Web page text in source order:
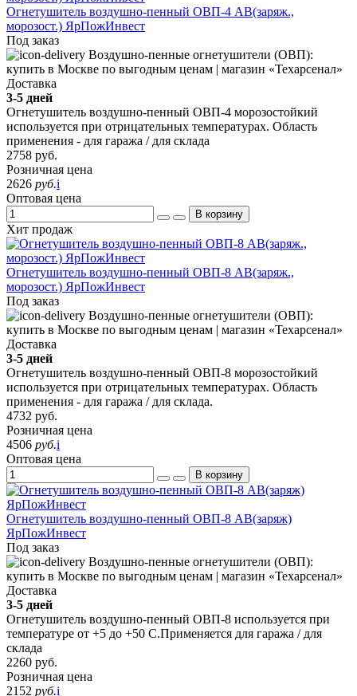
Огнетушитель воздушно-пенный ОВП-4 АВ(заряж.,
морозост.) ЯрПожИнвест
Под заказ
Доставка
3-5 дней
Огнетушитель воздушно-пенный ОВП-4 морозостойкий
используется при отрицательных температурах. Область
применения - для гаража / для склада
2758 руб.
Розничная цена
2626 руб.i
Оптовая цена
В корзину
Хит продаж
Огнетушитель воздушно-пенный ОВП-8 АВ(заряж.,
морозост.) ЯрПожИнвест
Под заказ
Доставка
3-5 дней
Огнетушитель воздушно-пенный ОВП-8 морозостойкий
используется при отрицательных температурах. Область
применения - для гаража / для склада.
4732 руб.
Розничная цена
4506 руб.i
Оптовая цена
В корзину
Огнетушитель воздушно-пенный ОВП-8 АВ(заряж)
ЯрПожИнвест
Под заказ
Доставка
3-5 дней
Огнетушитель воздушно-пенный ОВП-8 используется при
температуре от +5 до +50 С.Применяется для гаража / для
склада
2260 руб.
Розничная цена
2152 руб.i